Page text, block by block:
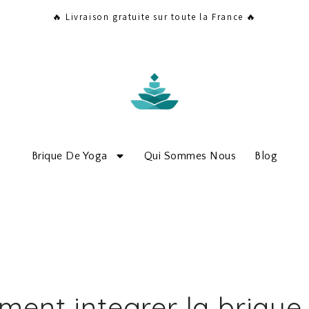
🔥 Livraison gratuite sur toute la France 🔥
Brique De Yoga Qui Sommes Nous Blog